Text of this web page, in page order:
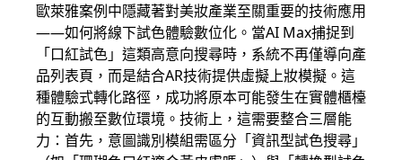
歐萊雅案例中隱藏著對美妝產業至關重要的技術應用
——如何將線下試色體驗數位化。當AI Max捕捉到
「口紅試色」這類高意向搜尋時，系統不再僅導向產
品列表頁，而是結合AR技術提供虛擬上妝模擬。這
種體驗式轉化路徑，成功將原本可能發生在實體櫃檯
的互動搬至數位環境。技術上，這需要整合三層能
力：首先，意圖識別模組需區分「資訊型試色搜尋」